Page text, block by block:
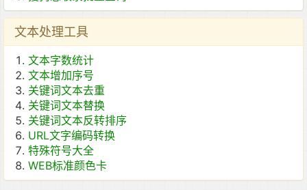
文本处理工具
文本字数统计
文本增加序号
关键词文本去重
关键词文本替换
关键词文本反转排序
URL文字编码转换
特殊符号大全
WEB标准颜色卡